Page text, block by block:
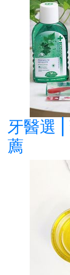
牙醫選 |
薦